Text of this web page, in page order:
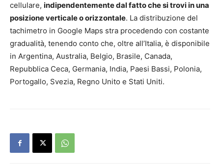
cellulare, indipendentemente dal fatto che si trovi in una
posizione verticale o orizzontale. La distribuzione del
tachimetro in Google Maps stra procedendo con costante
gradualità, tenendo conto che, oltre all’Italia, è disponibile
in Argentina, Australia, Belgio, Brasile, Canada,
Repubblica Ceca, Germania, India, Paesi Bassi, Polonia,
Portogallo, Svezia, Regno Unito e Stati Uniti.